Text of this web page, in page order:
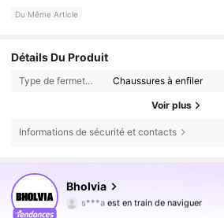
magnifiquemagnifique
Du Même Article
Détails Du Produit
Type de fermeture: Chaussures à enfiler
Voir plus
Informations de sécurité et contacts
Bholvia
4,70
13K Suiveurs
s***aest en train de naviguer